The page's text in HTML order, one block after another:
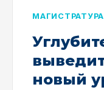
МАГИСТРАТУРА
новый